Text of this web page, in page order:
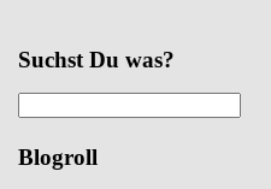
Suchst Du was?
Blogroll